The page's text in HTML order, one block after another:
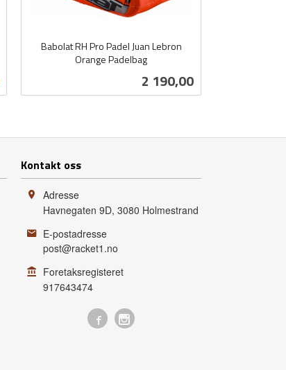
Babolat RH Pro Padel Juan Lebron
Orange Padelbag
Pris
2 190,00
Kontakt oss
Adresse
Havnegaten 9D, 3080 Holmestrand
E-postadresse
post@racket1.no
Foretaksregisteret
917643474